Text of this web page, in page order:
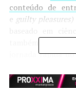
conteúdo de
e guilty pleasures)
também
jornada rápida
que
pagar pelo envio